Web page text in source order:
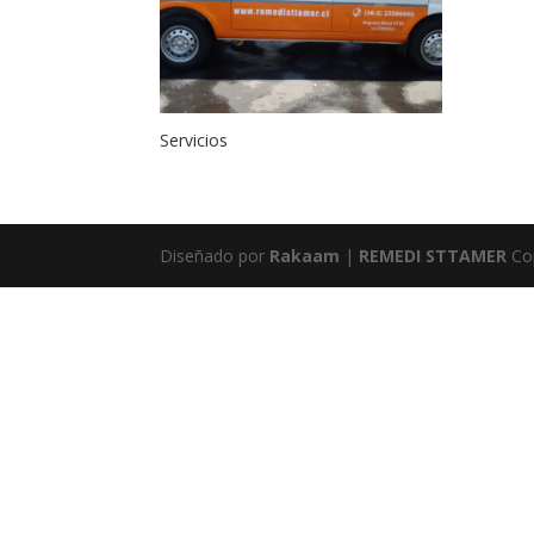
Servicios
Diseñado por Rakaam | REMEDI STTAMER